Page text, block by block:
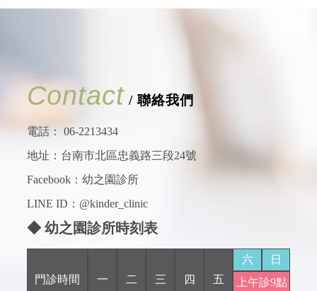
Contact / 聯絡我們
電話：
06-2213434
地址：台南市北區忠義路三段24號
Facebook： 幼之園診所
LINE ID：@kinder_clinic
◆ 幼之園診所時刻表
門診時間 一 二 三 四 五
六
日
上午診9點